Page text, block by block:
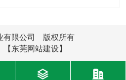
有限公司 版权所有
【东莞网站建设】